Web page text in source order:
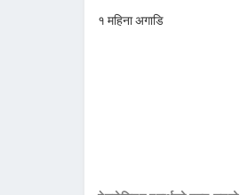
१ महिना अगाडि